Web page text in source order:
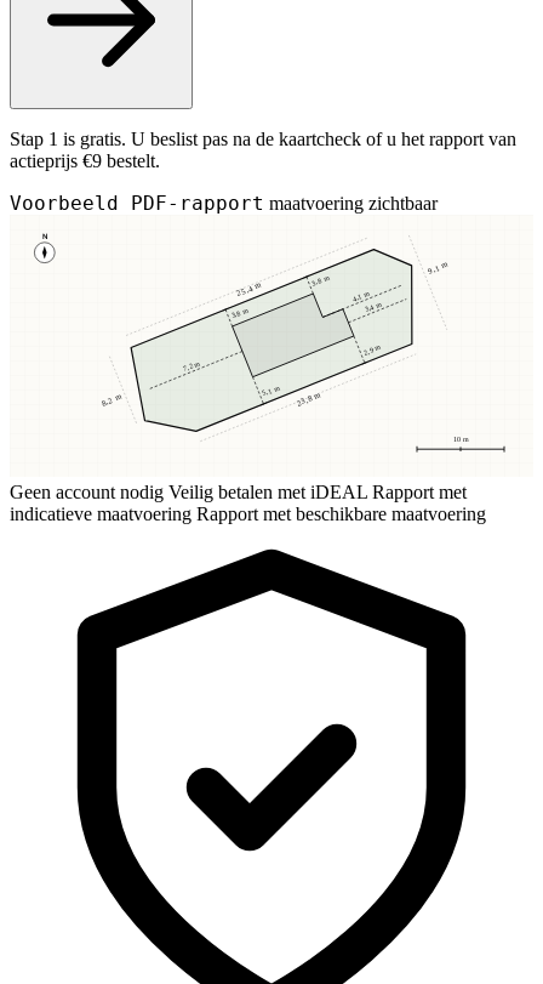
Stap 1 is gratis. U beslist pas na de kaartcheck of u het rapport van
actieprijs €9 bestelt.
Voorbeeld PDF-rapport maatvoering zichtbaar
N
10 m
3,8 m
3,8 m
5,1 m
2,9 m
7,2 m
3,4 m
4,1 m
25,4 m
23,8 m
8,2 m
9,1 m
Geen account nodig Veilig betalen met iDEAL Rapport met
indicatieve maatvoering Rapport met beschikbare maatvoering